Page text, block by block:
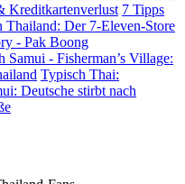
Kreditkartenverlust 7 Tipps
Thailand: Der 7-Eleven-Store
- Pak Boong
Samui - Fisherman’s Village:
Typisch Thai:
Deutsche stirbt nach